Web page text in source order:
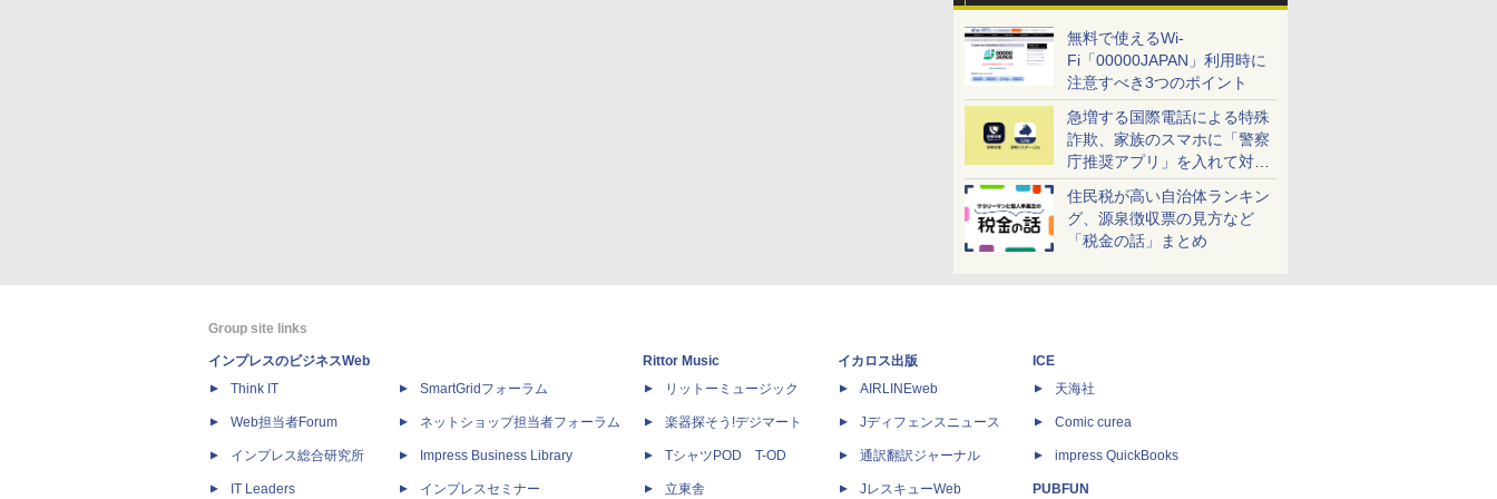
無料で使えるWi-
Fi「00000JAPAN」利用時に
注意すべき3つのポイント
急増する国際電話による特殊
詐欺、家族のスマホに「警察
庁推奨アプリ」を入れて対策
しよう！
住民税が高い自治体ランキン
グ、源泉徴収票の見方など
「税金の話」まとめ
Group site links
インプレスのビジネスWeb
Think IT
Web担当者Forum
インプレス総合研究所
IT Leaders
SmartGridフォーラム
ネットショップ担当者フォーラム
Impress Business Library
インプレスセミナー
Rittor Music
リットーミュージック
楽器探そう!デジマート
TシャツPOD T-OD
立東舎
イカロス出版
AIRLINEweb
Jディフェンスニュース
通訳翻訳ジャーナル
JレスキューWeb
ICE
天海社
Comic curea
impress QuickBooks
PUBFUN